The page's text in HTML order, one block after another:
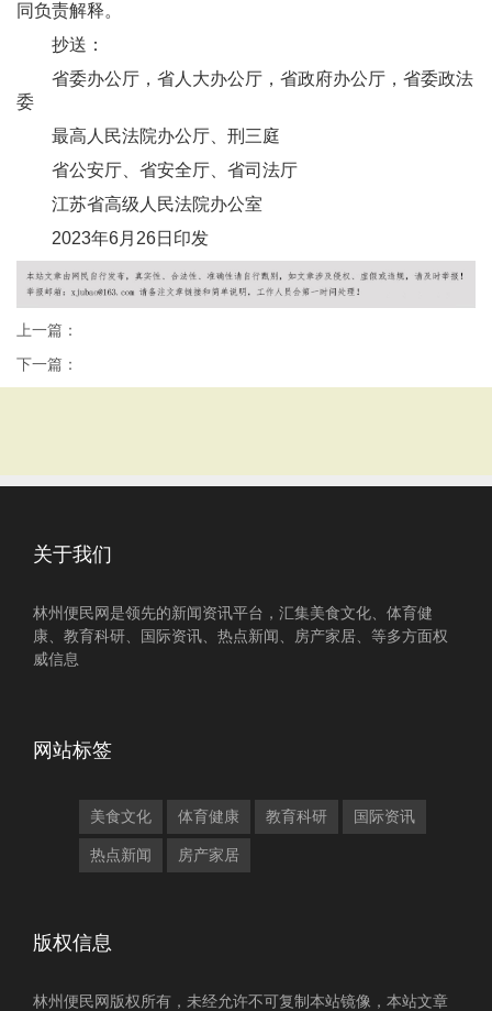
同负责解释。
抄送：
省委办公厅，省人大办公厅，省政府办公厅，省委政法
委
最高人民法院办公厅、刑三庭
省公安厅、省安全厅、省司法厅
江苏省高级人民法院办公室
2023年6月26日印发
上一篇：
下一篇：
关于我们
林州便民网是领先的新闻资讯平台，汇集美食文化、体育健
康、教育科研、国际资讯、热点新闻、房产家居、等多方面权
威信息
网站标签
美食文化 体育健康 教育科研 国际资讯
热点新闻 房产家居
版权信息
林州便民网版权所有，未经允许不可复制本站镜像，本站文章